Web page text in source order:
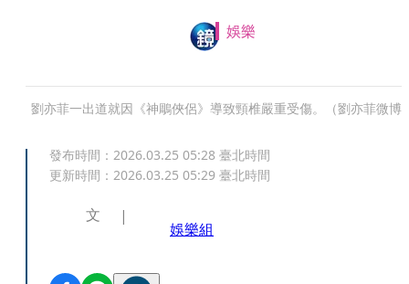
娛樂
劉亦菲一出道就因《神鵰俠侶》導致頸椎嚴重受傷。（劉亦菲微博
發布時間： 2026.03.25 05:28 臺北時間
更新時間： 2026.03.25 05:29 臺北時間
文
娛樂組